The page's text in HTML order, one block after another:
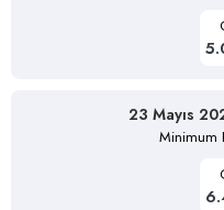
23 Mayıs
Minimum